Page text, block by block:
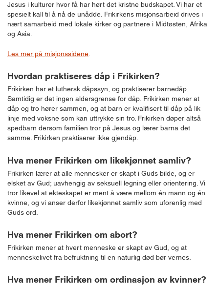
Jesus i kulturer hvor få har hørt det kristne budskapet. Vi har et
spesielt kall til å nå de unådde. Frikirkens misjonsarbeid drives i
nært samarbeid med lokale kirker og partnere i Midtøsten, Afrika
og Asia.
Les mer på misjonssidene
Hvordan praktiseres dåp i Frikirken?
Frikirken har et luthersk dåpssyn, og praktiserer barnedåp.
Samtidig er det ingen aldersgrense for dåp. Frikirken mener at
dåp og tro hører sammen, og at barn er kvalifisert til dåp på lik
linje med voksne som kan uttrykke sin tro. Frikirken døper altså
spedbarn dersom familien tror på Jesus og lærer barna det
samme. Frikirken praktiserer ikke gjendåp.
Hva mener Frikirken om likekjønnet samliv?
Frikirken lærer at alle mennesker er skapt i Guds bilde, og er
elsket av Gud; uavhengig av seksuell legning eller orientering. Vi
tror likevel at ekteskapet er ment å være mellom én mann og én
kvinne, og vi anser derfor likekjønnet samliv som uforenlig med
Guds ord.
Hva mener Frikirken om abort?
Frikirken mener at hvert menneske er skapt av Gud, og at
menneskelivet fra befruktning til en naturlig død bør vernes.
Hva mener Frikirken om ordinasjon av kvinner?